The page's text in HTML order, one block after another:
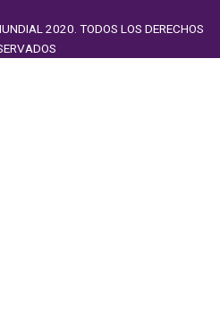
2020. TODOS LOS DERECHOS